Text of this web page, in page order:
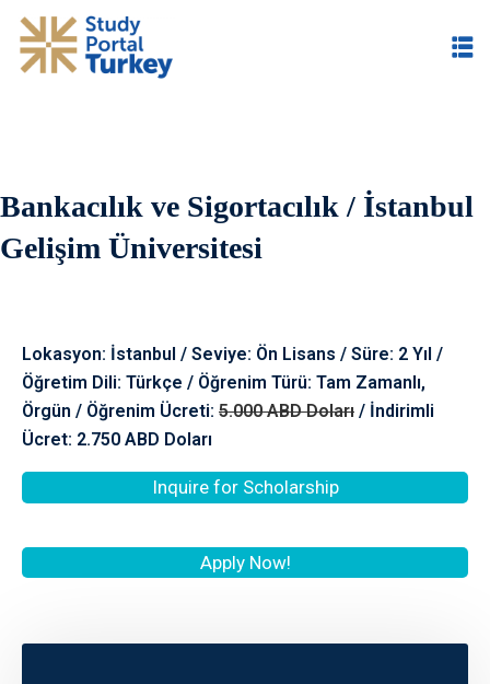
Bankacılık ve Sigortacılık / İstanbul
Gelişim Üniversitesi
Lokasyon: İstanbul / Seviye: Ön Lisans / Süre: 2 Yıl /
Öğretim Dili: Türkçe / Öğrenim Türü: Tam Zamanlı,
Örgün / Öğrenim Ücreti: 5.000 ABD Doları / İndirimli
Ücret: 2.750 ABD Doları
Inquire for Scholarship
Apply Now!